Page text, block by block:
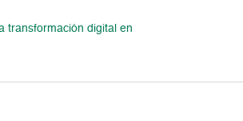
transformación digital en